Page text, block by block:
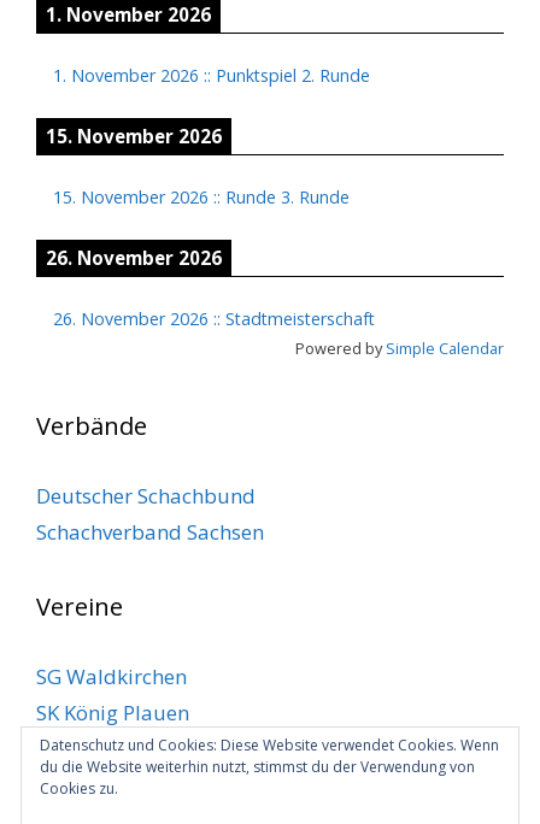
1. November 2026
1. November 2026 :: Punktspiel 2. Runde
15. November 2026
15. November 2026 :: Runde 3. Runde
26. November 2026
26. November 2026 :: Stadtmeisterschaft
Powered bySimple Calendar
Verbände
Deutscher Schachbund
Schachverband Sachsen
Vereine
SG Waldkirchen
SK König Plauen
SV Klingenthal
SV Markneukirchen
Datenschutz und Cookies: Diese Website verwendet Cookies. Wenn
du die Website weiterhin nutzt, stimmst du der Verwendung von
Cookies zu.